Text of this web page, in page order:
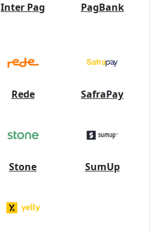
Inter Pag PagBank
Rede SafraPay
Stone SumUp